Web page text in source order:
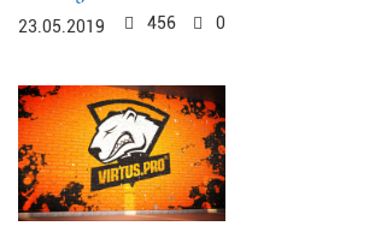
23.05.2019
0
456